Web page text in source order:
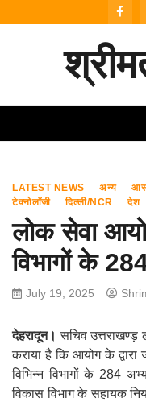
to
LATEST NEWS अन्य
टेक्नोलॉजी
दिल्ली/NCR देश
लोक सेवा
विभागों के
July 19, 2025
देहरादून। सचिव उत्तराखण्ड़
कराया है कि आयोग के
विभिन्न विभागों के 284
विकास विभाग के सहायक